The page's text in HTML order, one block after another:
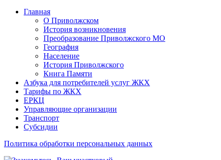
Главная
О Приволжском
История возникновения
Преобразование Приволжского МО
География
Население
История Приволжского
Книга Памяти
Азбука для потребителей услуг ЖКХ
Тарифы по ЖКХ
ЕРКЦ
Управляющие организации
Транспорт
Субсидии
Политика обработки персональных данных